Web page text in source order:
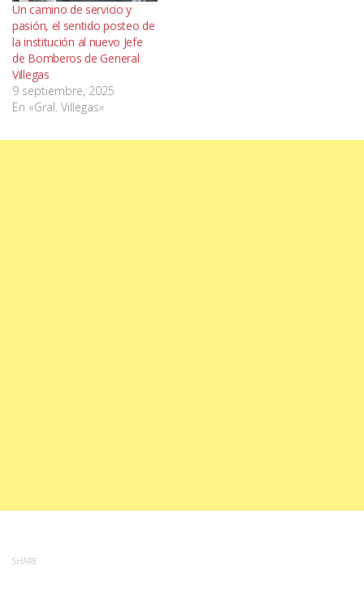
Un camino de servicio y
pasión, el sentido posteo de
la institución al nuevo Jefe
de Bomberos de General
Villegas
9 septiembre, 2025
En «Gral. Villegas»
SHARE